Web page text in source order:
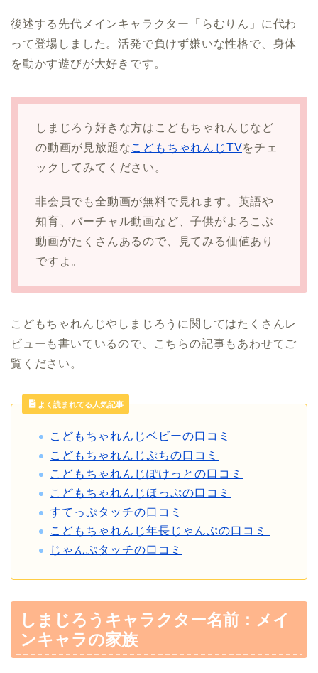
後述する先代メインキャラクター「らむりん」に代わ
って登場しました。活発で負けず嫌いな性格で、身体
を動かす遊びが大好きです。
しまじろう好きな方はこどもちゃれんじなど
の動画が見放題なこどもちゃれんじTVをチェ
ックしてみてください。
非会員でも全動画が無料で見れます。英語や
知育、バーチャル動画など、子供がよろこぶ
動画がたくさんあるので、見てみる価値あり
ですよ。
こどもちゃれんじやしまじろうに関してはたくさんレ
ビューも書いているので、こちらの記事もあわせてご
覧ください。
よく読まれてる人気記事
こどもちゃれんじベビーの口コミ
こどもちゃれんじぷちの口コミ
こどもちゃれんじぽけっとの口コミ
こどもちゃれんじほっぷの口コミ
すてっぷタッチの口コミ
こどもちゃれんじ年長じゃんぷの口コミ
じゃんぷタッチの口コミ
しまじろうキャラクター名前：メイ
ンキャラの家族